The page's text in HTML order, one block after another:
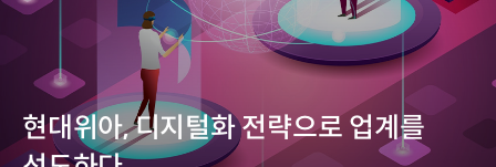
현대위아, 디지털화 전략으로 업계를